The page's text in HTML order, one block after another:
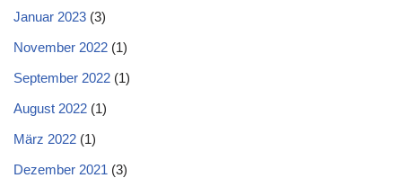
Januar 2023 (3)
November 2022 (1)
September 2022 (1)
August 2022 (1)
März 2022 (1)
Dezember 2021 (3)